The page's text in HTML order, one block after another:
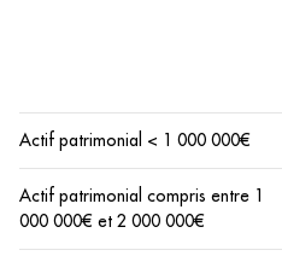
Actif patrimonial < 1 000 000€
Actif patrimonial compris entre 1
000 000€ et 2 000 000€